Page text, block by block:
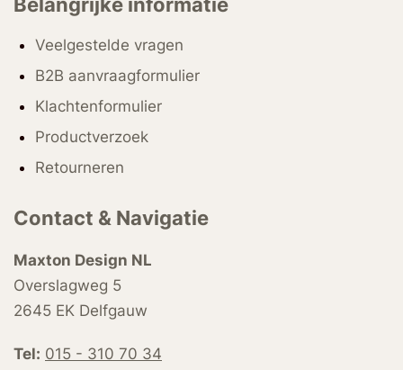
Veelgestelde vragen
B2B aanvraagformulier
Klachtenformulier
Productverzoek
Retourneren
Contact & Navigatie
Maxton Design NL
Overslagweg 5
2645 EK Delfgauw
Tel: 015 - 310 70 34